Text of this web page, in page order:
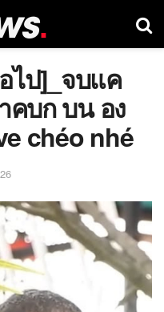
ไป]_จบแค
คบก บน อง
chéo nhé